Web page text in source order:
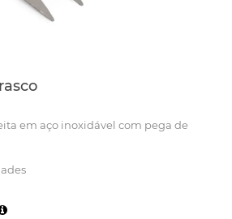
em aço inoxidável com pega de